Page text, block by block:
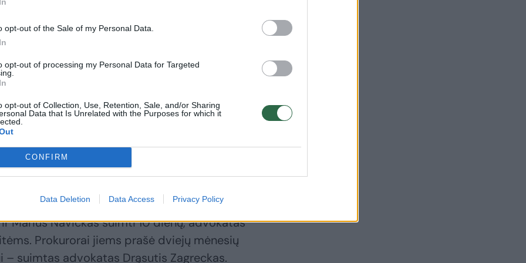
opt-out of the Sale of my Personal Data.
opt-out of processing my Personal Data for Targeted
opt-out of Collection, Use, Retention, Sale, and/or Sharing
Data that Is Unrelated with the Purposes for which it
CONFIRM
Data Deletion Data Access Privacy Policy
įtariamųjų.
Laužikas, Apeliacinio teismo teisėjai
Konstantinas Gurinas ir Vilniaus apygardos
suimti 10 dienų. Visus juos prokurorai prašė
Marius Navickas suimti 10 dienų, advokatas
Prokurorai jiems prašė dviejų mėnesių
– suimtas advokatas Drąsutis Zagreckas.